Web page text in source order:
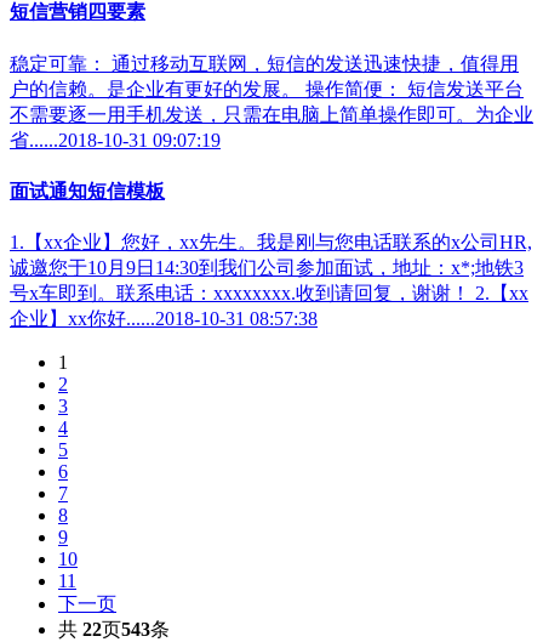
短信营销四要素
稳定可靠： 通过移动互联网，短信的发送迅速快捷，值得用
户的信赖。是企业有更好的发展。 操作简便： 短信发送平台
不需要逐一用手机发送，只需在电脑上简单操作即可。为企业
省......2018-10-31 09:07:19
面试通知短信模板
1.【xx企业】您好，xx先生。我是刚与您电话联系的x公司HR,
诚邀您于10月9日14:30到我们公司参加面试，地址：x*;地铁3
号x车即到。联系电话：xxxxxxxx.收到请回复，谢谢！ 2.【xx
企业】xx你好......2018-10-31 08:57:38
1
2
3
4
5
6
7
8
9
10
11
下一页
共 22页543条